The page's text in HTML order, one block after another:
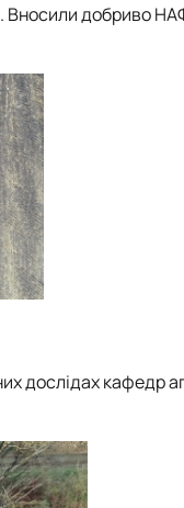
добриво
дослідах кафедр